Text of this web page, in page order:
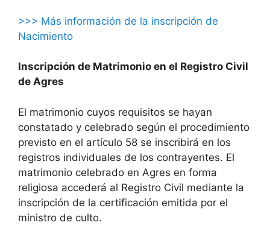
>>> Más información de la inscripción de
Nacimiento
Inscripción de Matrimonio en el Registro Civil
de Agres
El matrimonio cuyos requisitos se hayan
constatado y celebrado según el procedimiento
previsto en el artículo 58 se inscribirá en los
registros individuales de los contrayentes. El
matrimonio celebrado en Agres en forma
religiosa accederá al Registro Civil mediante la
inscripción de la certificación emitida por el
ministro de culto.